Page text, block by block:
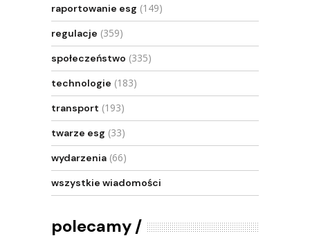
raportowanie esg (149)
regulacje (359)
społeczeństwo (335)
technologie (183)
transport (193)
twarze esg (33)
wydarzenia (66)
wszystkie wiadomości
polecamy